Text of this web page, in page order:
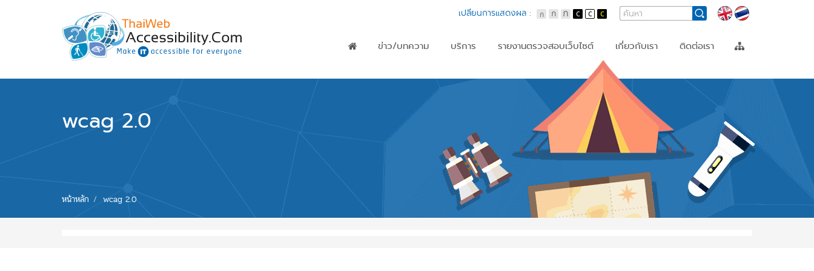
พัฒนาเว็บไซต์ที่ทุกคนเข้าถึงได้ที่แรก
Form
เปลี่ยนการแสดงผล :
ข่าว/บทความ บริการ รายงานตรวจสอบเว็บไซต์ เกี่ยวกับเรา ติดต่อเรา
You are
here
หน้าหลัก wcag 2.0
wcag 2.0